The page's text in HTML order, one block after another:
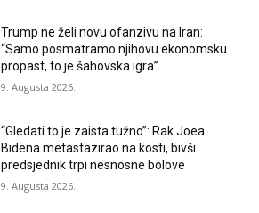
Trump ne želi novu ofanzivu na Iran:
“Samo posmatramo njihovu ekonomsku
propast, to je šahovska igra”
9. Augusta 2026.
“Gledati to je zaista tužno”: Rak Joea
Bidena metastazirao na kosti, bivši
predsjednik trpi nesnosne bolove
9. Augusta 2026.